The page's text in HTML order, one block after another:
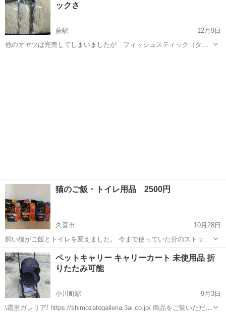
ックさ
蕨駅
12月9日
他のオヤツは完売してしまいましたが フィッシュスティック（タラ
猫のご飯・トイレ用品 2500円
久喜市
10月28日
飼い猫がご飯とトイレを変えました。 今まで使っていた分のストック
分です。 ノークレーム・ノーリターンでお願いします。 久喜駅まで引
き取りに来れる方 近場なら行きます。 日にちと場所はご相談下さい。
よろしくお願いします...
埼玉 久喜市 ペット用品
ペットキャリー キャリーカート 未使用品 折
りたたみ可能
小川町駅
9月3日
\霜里ガレリア/ https://shimozatogalleria.3ai.co.jp/ 商品をご覧いただき